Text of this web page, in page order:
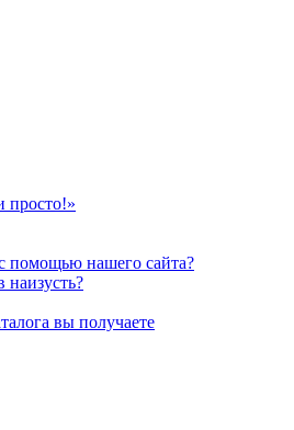
просто!»
помощью нашего сайта?
наизусть?
вы получаете